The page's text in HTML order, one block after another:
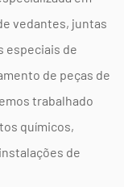
vedantes, juntas
especiais de
de peças de
trabalhado
químicos,
de